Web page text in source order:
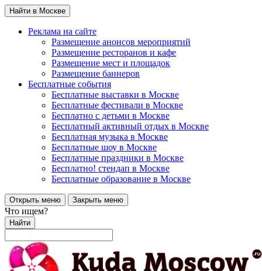
Найти в Москве
Реклама на сайте
Размещение анонсов мероприятий
Размещение ресторанов и кафе
Размещение мест и площадок
Размещение баннеров
Бесплатные события
Бесплатные выставки в Москве
Бесплатные фестивали в Москве
Бесплатно с детьми в Москве
Бесплатный активный отдых в Москве
Бесплатная музыка в Москве
Бесплатные шоу в Москве
Бесплатные праздники в Москве
Бесплатно! стендап в Москве
Бесплатные образование в Москве
Открыть меню Закрыть меню
Что ищем?
Найти